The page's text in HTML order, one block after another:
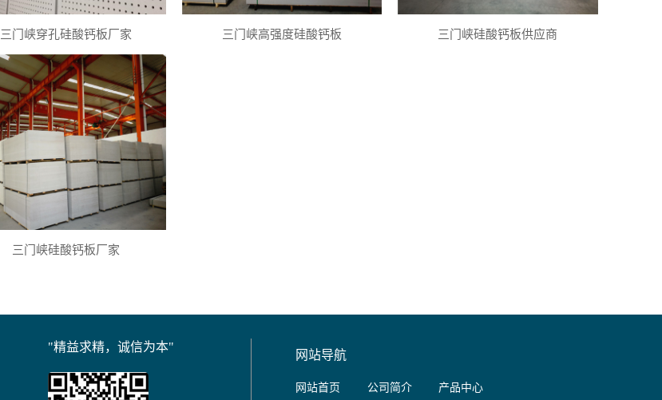
三门峡穿孔硅酸钙板厂家 三门峡高强度硅酸钙板 三门峡硅酸钙板供应商
三门峡硅酸钙板厂家
"精益求精，诚信为本"
网站导航
网站首页 公司简介 产品中心